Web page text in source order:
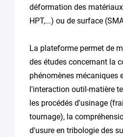
déformation des
HPT,...) ou de surface
La plateforme permet de
des études concernant la
phénomènes mécaniques
l'interaction outil-matière
les procédés d'usinage
tournage), la
d'usure en tribologie des